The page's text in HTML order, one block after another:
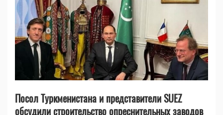
Посол Туркменистана и представители SUEZ
обсудили строительство опреснительных заводов